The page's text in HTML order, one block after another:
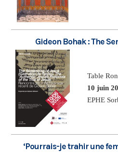
Gideon Bohak : The
Table
10 juin
EPHE
‘Pourrais-je trahir une